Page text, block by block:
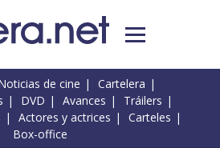
de cine
Cartelera
DVD Avances
Tráilers
Actores y actrices
Carteles
Box-office